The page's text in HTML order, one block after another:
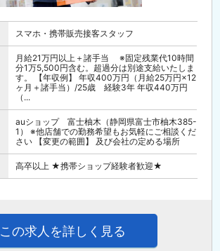
スマホ・携帯販売接客スタッフ
月給21万円以上＋諸手当 ※固定残業代10時間
分1万5,500円含む。超過分は別途支給いたしま
す。 【年収例】 年収400万円（月給25万円×12
ヶ月＋諸手当）/25歳 経験3年 年収440万円
（...
auショップ 富士柚木（静岡県富士市柚木385-
1） ※他店舗での勤務希望もお気軽にご相談くだ
さい 【変更の範囲】 及び会社の定める場所
高卒以上 ★携帯ショップ経験者歓迎★
この求人を詳しく見る